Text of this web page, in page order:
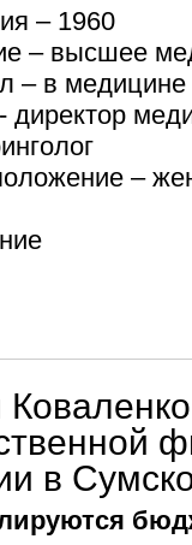
– 1960
– высшее
– в медицине
директор
–
в